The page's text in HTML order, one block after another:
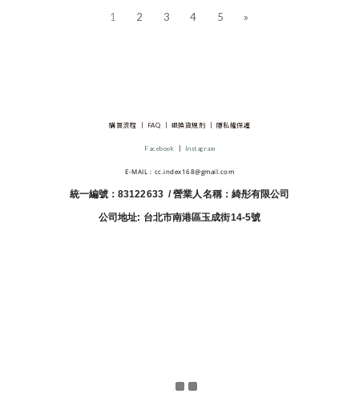
1 2 3 4 5 »
購買流程 FAQ 退換貨規則 隱私權保護
Facebook Instagram
E-MAIL：cc.index168@gmail.com
統一編號：83122633 / 營業人名稱：綺彤有限公司
公司地址: 台北市南港區玉成街14-5號